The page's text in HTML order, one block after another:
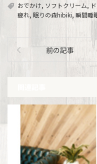
おでかけ, ソフトクリーム,
疲れ, 眠りの森hibiki, 瞬間睡
前の記事